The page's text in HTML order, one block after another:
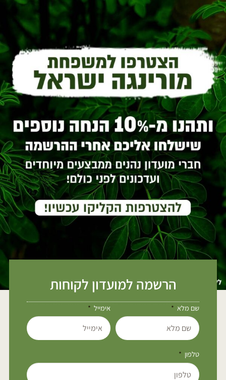
הרשמה למועדון לקוחות
שם מלא אימייל
טלפון